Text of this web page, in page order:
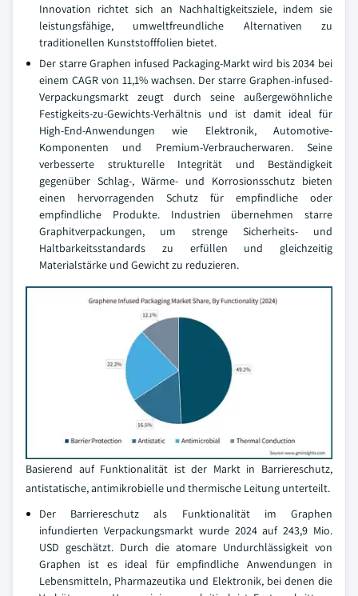
Innovation richtet sich an Nachhaltigkeitsziele, indem sie
leistungsfähige, umweltfreundliche Alternativen zu
traditionellen Kunststofffolien bietet.
Der starre Graphen infused Packaging-Markt wird bis 2034 bei
einem CAGR von 11,1% wachsen. Der starre Graphen-infused-
Verpackungsmarkt zeugt durch seine außergewöhnliche
Festigkeits-zu-Gewichts-Verhältnis und ist damit ideal für
High-End-Anwendungen wie Elektronik, Automotive-
Komponenten und Premium-Verbraucherwaren. Seine
verbesserte strukturelle Integrität und Beständigkeit
gegenüber Schlag-, Wärme- und Korrosionsschutz bieten
einen hervorragenden Schutz für empfindliche oder
empfindliche Produkte. Industrien übernehmen starre
Graphitverpackungen, um strenge Sicherheits- und
Haltbarkeitsstandards zu erfüllen und gleichzeitig
Materialstärke und Gewicht zu reduzieren.
Basierend auf Funktionalität ist der Markt in Barriereschutz,
antistatische, antimikrobielle und thermische Leitung unterteilt.
Der Barriereschutz als Funktionalität im Graphen
infundierten Verpackungsmarkt wurde 2024 auf 243,9 Mio.
USD geschätzt. Durch die atomare Undurchlässigkeit von
Graphen ist es ideal für empfindliche Anwendungen in
Lebensmitteln, Pharmazeutika und Elektronik, bei denen die